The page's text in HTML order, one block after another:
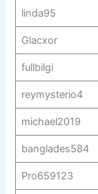
linda95
Glacxor
fullbilgi
reymysterio4
michael2019
banglades584
Pro659123